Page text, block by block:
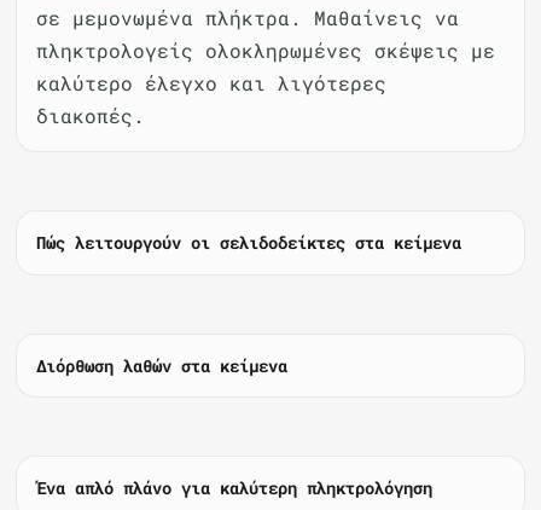
σε μεμονωμένα πλήκτρα. Μαθαίνεις να
πληκτρολογείς ολοκληρωμένες σκέψεις με
καλύτερο έλεγχο και λιγότερες
διακοπές.
Πώς λειτουργούν οι σελιδοδείκτες στα κείμενα
Διόρθωση λαθών στα κείμενα
Ένα απλό πλάνο για καλύτερη πληκτρολόγηση